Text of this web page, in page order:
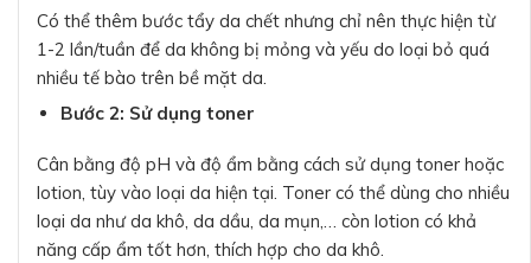
Có thể thêm bước tẩy da chết nhưng chỉ nên thực hiện từ
1-2 lần/tuần để da không bị mỏng và yếu do loại bỏ quá
nhiều tế bào trên bề mặt da.
Bước 2: Sử dụng toner
Cân bằng độ pH và độ ẩm bằng cách sử dụng toner hoặc
lotion, tùy vào loại da hiện tại. Toner có thể dùng cho nhiều
loại da như da khô, da dầu, da mụn,… còn lotion có khả
năng cấp ẩm tốt hơn, thích hợp cho da khô.